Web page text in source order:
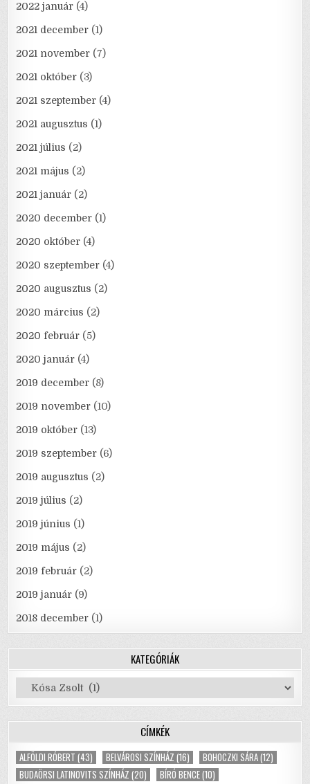
2022 január (4)
2021 december (1)
2021 november (7)
2021 október (3)
2021 szeptember (4)
2021 augusztus (1)
2021 július (2)
2021 május (2)
2021 január (2)
2020 december (1)
2020 október (4)
2020 szeptember (4)
2020 augusztus (2)
2020 március (2)
2020 február (5)
2020 január (4)
2019 december (8)
2019 november (10)
2019 október (13)
2019 szeptember (6)
2019 augusztus (2)
2019 július (2)
2019 június (1)
2019 május (2)
2019 február (2)
2019 január (9)
2018 december (1)
KATEGÓRIÁK
Kategóriák
CÍMKÉK
ALFÖLDI RÓBERT (43) BELVÁROSI SZÍNHÁZ (16) BOHOCZKI SÁRA(12)
BUDAÖRSI LATINOVITS SZÍNHÁZ (20) BÍRÓ BENCE(10)